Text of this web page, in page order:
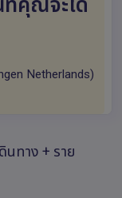
Netherlands)
นทาง + ราย